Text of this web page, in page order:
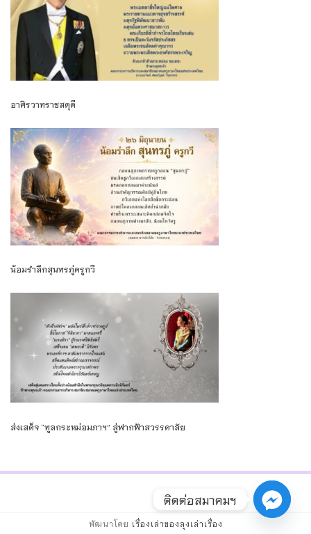
อาศิรวาทราชสดุดี
น้อมรำลึกสุนทรภู่ครูกวี
ส่งเสด็จ “ทูลกระหม่อมภาฯ” สู่ฟากฟ้าสวรรคาลัย
พัฒนาโดย เรื่องเล่าของลุงเล่าเรื่อง
ติดต่อสมาคมฯ